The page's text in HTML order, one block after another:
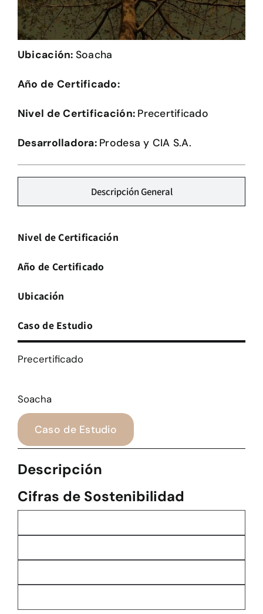
Herramientas
Usuario de Vivienda
Ubicación: Soacha
Año de Certificado:
Nivel de Certificación: Precertificado
Desarrolladora: Prodesa y CIA S.A.
Descripción General
Nivel de Certificación
Año de Certificado
Ubicación
Caso de Estudio
Precertificado
Soacha
Caso de Estudio
Descripción
Cifras de Sostenibilidad